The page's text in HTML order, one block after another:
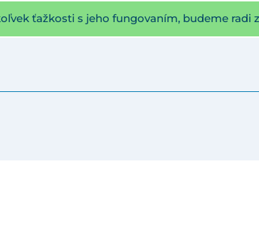
ťažkosti s jeho fungovaním, budeme radi